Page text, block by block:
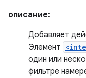
описание:
Добавляет
Элемент
один или
фильтре